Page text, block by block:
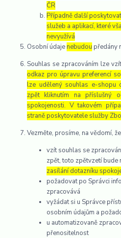
ČR
Případně další
služeb a aplikací, které
nevyužívá
Osobní údaje nebudou předány
Souhlas se zpracováním lze
odkaz pro úpravu preferencí
lze udělený souhlas e-
zpět kliknutím na příslušný
spokojenosti. V takovém
straně poskytovatele služby
Vezměte, prosíme, na vědomí,
vzít souhlas se
zpět, toto zpětvzetí bude
zasílání dotazníku
požadovat po Správci
zpracovává
vyžádat si u Správce
osobním údajům a
u automatizovaně
přenositelnost